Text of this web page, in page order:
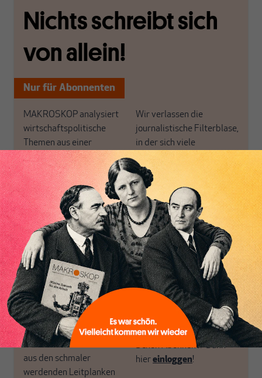
Nichts schreibt sich
von allein!
Nur für Abonnenten
MAKROSKOP analysiert
wirtschaftspolitische
Themen aus einer
postkeynesianischen
Perspektive und ist damit
in Deutschland einzigartig.
MAKROSKOP steht für
das große Ganze. Wir
haben einen Blick auf
Geld, Wirtschaft und
Politik, den Sie so
woanders nicht finden.
Dabei leben wir von
unseren Autoren, ihren
Recherchen, ihrem Wissen
und ihrem Enthusiasmus.
Gemeinsam scheren wir
aus den schmaler
werdenden Leitplanken
Wir verlassen die
journalistische Filterblase,
in der sich viele
eingerichtet haben. Wir
öffnen Fenster und
bringen frische Luft in die
engen und verstaubten
Debattenräume.
Brauchen Sie auch frische
Luft? Dann folgen Sie
einfach dem Button.
ABONNIEREN SIE
MAKROSKOP
Schon Abonnent? Dann
hiereinloggen!